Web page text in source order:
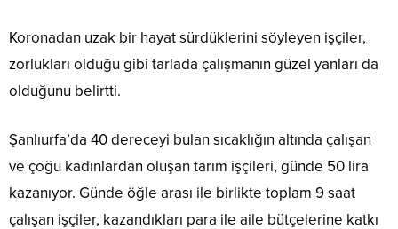
Koronadan uzak bir hayat sürdüklerini söyleyen işçiler,
zorlukları olduğu gibi tarlada çalışmanın güzel yanları da
olduğunu belirtti.
Şanlıurfa’da 40 dereceyi bulan sıcaklığın altında çalışan
ve çoğu kadınlardan oluşan tarım işçileri, günde 50 lira
kazanıyor. Günde öğle arası ile birlikte toplam 9 saat
çalışan işçiler, kazandıkları para ile aile bütçelerine katkı